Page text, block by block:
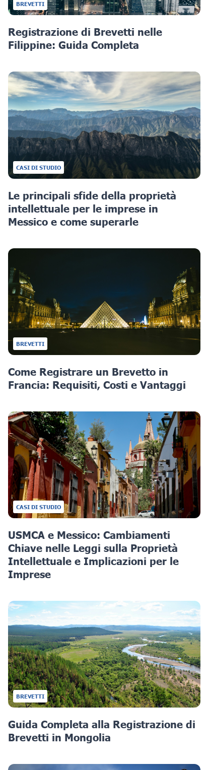
BREVETTI
Registrazione di Brevetti nelle
Filippine: Guida Completa
CASI DI STUDIO
Le principali sfide della proprietà
intellettuale per le imprese in
Messico e come superarle
BREVETTI
Come Registrare un Brevetto in
Francia: Requisiti, Costi e Vantaggi
CASI DI STUDIO
USMCA e Messico: Cambiamenti
Chiave nelle Leggi sulla Proprietà
Intellettuale e Implicazioni per le
Imprese
BREVETTI
Guida Completa alla Registrazione di
Brevetti in Mongolia